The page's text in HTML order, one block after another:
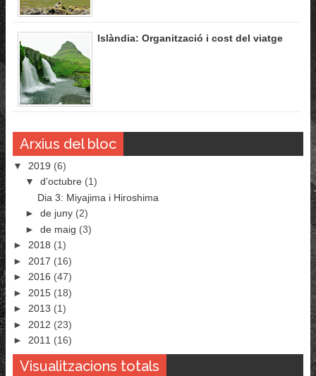
Islàndia: Organització i cost del viatge
Arxius del bloc
▼ 2019 (6)
▼ d’octubre (1)
Dia 3: Miyajima i Hiroshima
► de juny (2)
► de maig (3)
► 2018 (1)
► 2017 (16)
► 2016 (47)
► 2015 (18)
► 2013 (1)
► 2012 (23)
► 2011 (16)
Visualitzacions totals